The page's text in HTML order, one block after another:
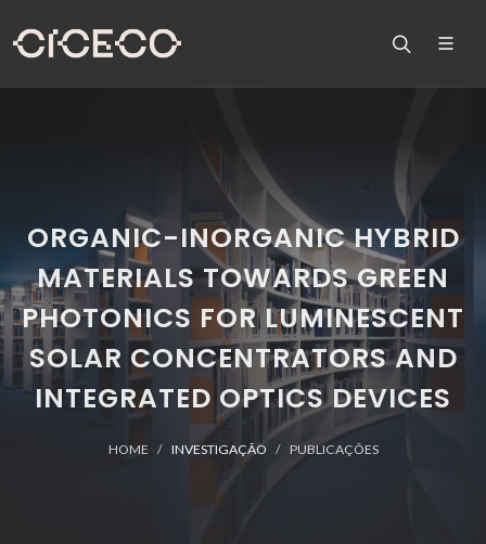
ORGANIC-INORGANIC HYBRID
MATERIALS TOWARDS GREEN
PHOTONICS FOR LUMINESCENT
SOLAR CONCENTRATORS AND
INTEGRATED OPTICS DEVICES
HOME INVESTIGAÇÃO PUBLICAÇÕES